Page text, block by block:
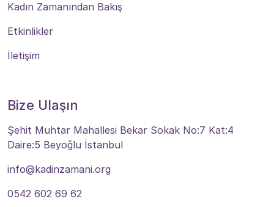
Kadın Zamanından Bakış
Etkinlikler
İletişim
Bize Ulaşın
Şehit Muhtar Mahallesi Bekar Sokak No:7 Kat:4
Daire:5 Beyoğlu İstanbul
info@kadinzamani.org
0542 602 69 62